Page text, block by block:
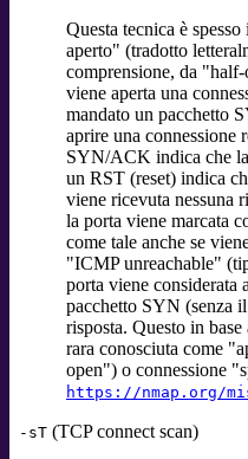
Questa tecnica è
aperto" (tradotto
comprensione, da
viene aperta una
mandato un pacchetto
aprire una connessione
SYN/ACK indica che
un RST (reset) indica
viene ricevuta nessuna
la porta viene marcata
come tale anche se
"ICMP unreachable"
porta viene considerata
pacchetto SYN (senza
risposta. Questo in
rara conosciuta come
open") o connessione
https://nmap.org/
-sT (TCP connect scan)